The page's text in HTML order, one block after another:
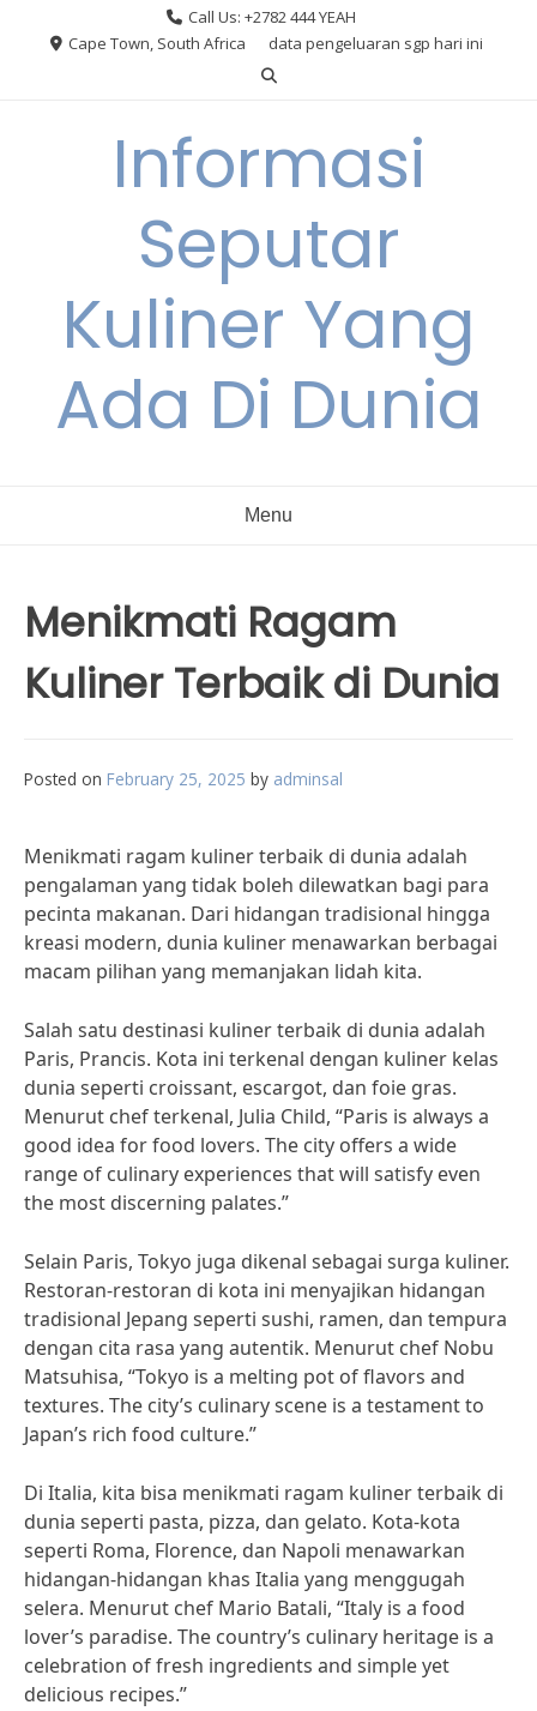
Call Us: +2782 444 YEAH
Cape Town, South Africa
data pengeluaran sgp hari ini
Informasi
Seputar
Kuliner Yang
Ada Di Dunia
Menu
Menikmati Ragam
Kuliner Terbaik di Dunia
Posted on February 25, 2025 by adminsal
Menikmati ragam kuliner terbaik di dunia adalah
pengalaman yang tidak boleh dilewatkan bagi para
pecinta makanan. Dari hidangan tradisional hingga
kreasi modern, dunia kuliner menawarkan berbagai
macam pilihan yang memanjakan lidah kita.
Salah satu destinasi kuliner terbaik di dunia adalah
Paris, Prancis. Kota ini terkenal dengan kuliner kelas
dunia seperti croissant, escargot, dan foie gras.
Menurut chef terkenal, Julia Child, “Paris is always a
good idea for food lovers. The city offers a wide
range of culinary experiences that will satisfy even
the most discerning palates.”
Selain Paris, Tokyo juga dikenal sebagai surga kuliner.
Restoran-restoran di kota ini menyajikan hidangan
tradisional Jepang seperti sushi, ramen, dan tempura
dengan cita rasa yang autentik. Menurut chef Nobu
Matsuhisa, “Tokyo is a melting pot of flavors and
textures. The city’s culinary scene is a testament to
Japan’s rich food culture.”
Di Italia, kita bisa menikmati ragam kuliner terbaik di
dunia seperti pasta, pizza, dan gelato. Kota-kota
seperti Roma, Florence, dan Napoli menawarkan
hidangan-hidangan khas Italia yang menggugah
selera. Menurut chef Mario Batali, “Italy is a food
lover’s paradise. The country’s culinary heritage is a
celebration of fresh ingredients and simple yet
delicious recipes.”